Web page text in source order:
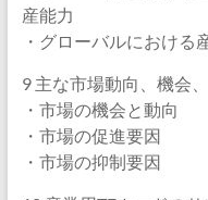
産能力
・グローバルにおける
9 主な市場動向、機会
・市場の機会と動向
・市場の促進要因
・市場の抑制要因